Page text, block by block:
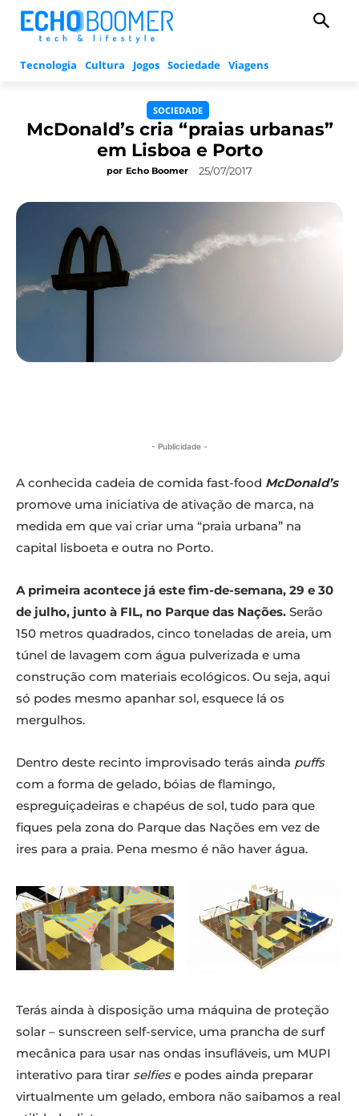
Tecnologia Cultura Jogos Sociedade Viagens
SOCIEDADE
McDonald’s cria “praias urbanas”
em Lisboa e Porto
por Echo Boomer 25/07/2017
- Publicidade -
A conhecida cadeia de comida fast-food McDonald’s
promove uma iniciativa de ativação de marca, na
medida em que vai criar uma “praia urbana” na
capital lisboeta e outra no Porto.
A primeira acontece já este fim-de-semana, 29 e 30
de julho, junto à FIL, no Parque das Nações. Serão
150 metros quadrados, cinco toneladas de areia, um
túnel de lavagem com água pulverizada e uma
construção com materiais ecológicos. Ou seja, aqui
só podes mesmo apanhar sol, esquece lá os
mergulhos.
Dentro deste recinto improvisado terás ainda puffs
com a forma de gelado, bóias de flamingo,
espreguiçadeiras e chapéus de sol, tudo para que
fiques pela zona do Parque das Nações em vez de
ires para a praia. Pena mesmo é não haver água.
Terás ainda à disposição uma máquina de proteção
solar – sunscreen self-service, uma prancha de surf
mecânica para usar nas ondas insufláveis, um MUPI
interativo para tirar selfiese podes ainda preparar
virtualmente um gelado, embora não saibamos a real